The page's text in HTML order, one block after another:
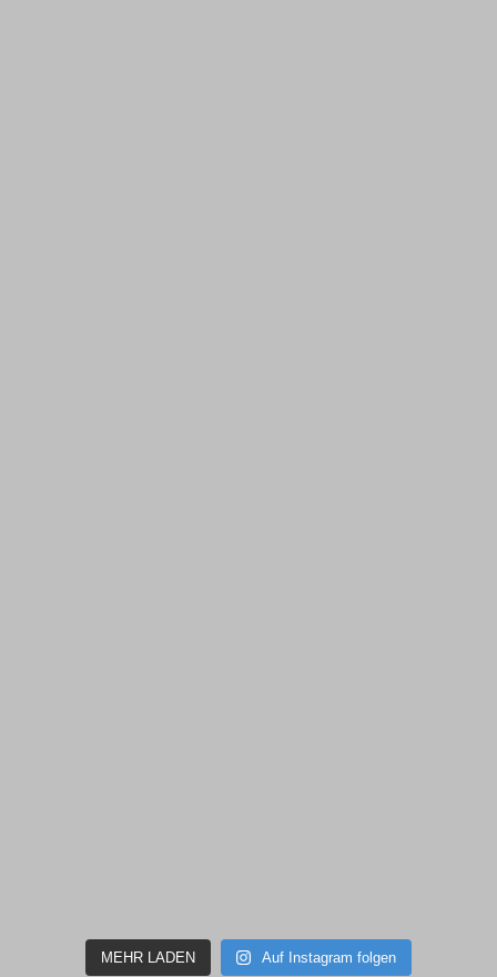
MEHR LADEN Auf Instagram folgen